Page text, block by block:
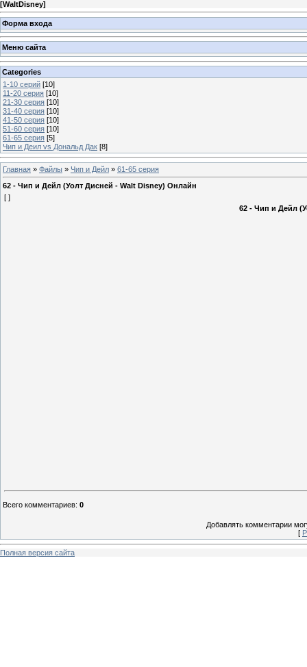
[WaltDisney]
Форма входа
Меню сайта
Categories
1-10 серий [10]
11-20 серия [10]
21-30 серия [10]
31-40 серия [10]
41-50 серия [10]
51-60 серия [10]
61-65 серия [5]
Чип и Деил vs Дональд Дак [8]
Главная » Файлы » Чип и Дейл » 61-65 серия
62 - Чип и Дейл (Уолт Дисней - Walt Disney) Онлайн
[ ]
62 - Чип и Дейл
Всего комментариев: 0
Добавлять комментарии
[
Полная версия сайта